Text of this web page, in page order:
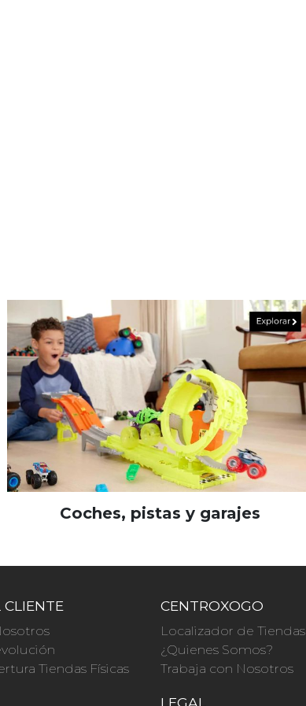
Coches, pistas y garajes
Tiendas Físicas
CENTROXOGO
Localizador de Tiendas
¿Quienes Somos?
Trabaja con Nosotros
LEGAL